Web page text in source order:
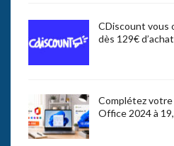
CDiscount vous
dès 129€
Complétez
Office 2024 à